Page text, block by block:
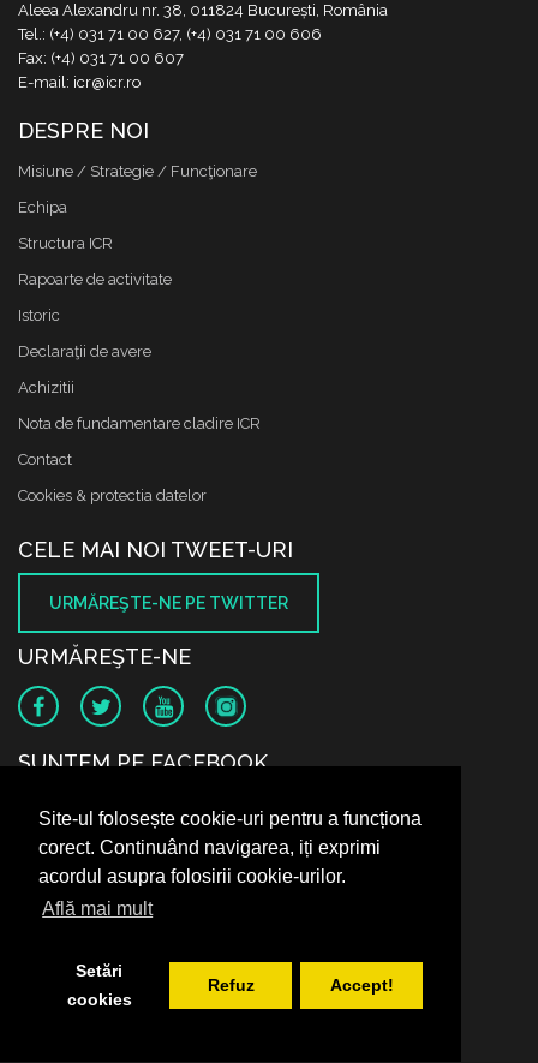
Site-ul folosește cookie-uri pentru a funcționa
corect. Continuând navigarea, iți exprimi
acordul asupra folosirii cookie-urilor.
Află mai mult
Setări
cookies
Refuz Accept!
Aleea Alexandru nr. 38, 011824 București, România
Tel.: (+4) 031 71 00 627, (+4) 031 71 00 606
Fax: (+4) 031 71 00 607
E-mail: icr@icr.ro
DESPRE NOI
Misiune / Strategie / Funcţionare
Echipa
Structura ICR
Rapoarte de activitate
Istoric
Declaraţii de avere
Achizitii
Nota de fundamentare cladire ICR
Contact
Cookies & protectia datelor
CELE MAI NOI TWEET-URI
URMĂREŞTE-NE PE TWITTER
URMĂREŞTE-NE
SUNTEM PE FACEBOOK